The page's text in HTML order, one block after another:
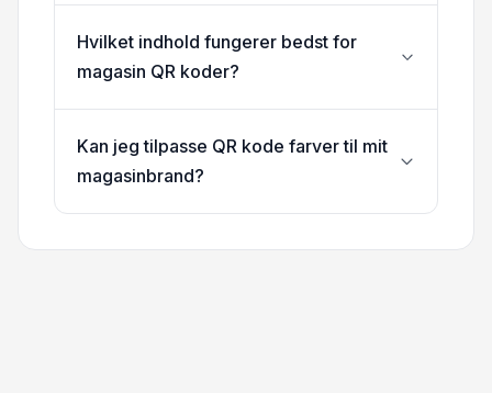
Hvilket indhold fungerer bedst for
magasin QR koder?
Kan jeg tilpasse QR kode farver til mit
magasinbrand?